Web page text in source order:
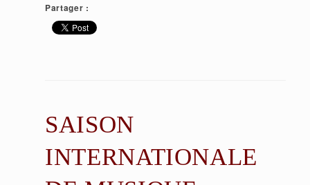
Partager :
SAISON
INTERNATIONALE